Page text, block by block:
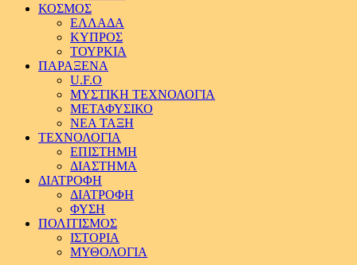
ΚΟΣΜΟΣ
ΕΛΛΑΔΑ
ΚΥΠΡΟΣ
ΤΟΥΡΚΙΑ
ΠΑΡΑΞΕΝΑ
U.F.O
ΜΥΣΤΙΚΗ ΤΕΧΝΟΛΟΓΙΑ
ΜΕΤΑΦΥΣΙΚΟ
ΝΕΑ ΤΑΞΗ
ΤΕΧΝΟΛΟΓΙΑ
ΕΠΙΣΤΗΜΗ
ΔΙΑΣΤΗΜΑ
ΔΙΑΤΡΟΦΗ
ΔΙΑΤΡΟΦΗ
ΦΥΣΗ
ΠΟΛΙΤΙΣΜΟΣ
ΙΣΤΟΡΙΑ
ΜΥΘΟΛΟΓΙΑ